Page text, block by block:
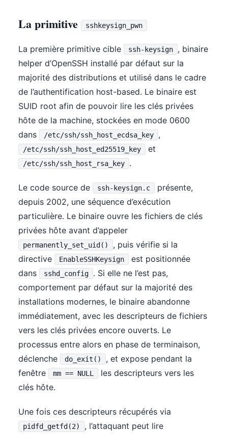
La primitive sshkeysign_pwn
La première primitive cible ssh-keysign
, binaire
helper d’OpenSSH installé par défaut sur la
majorité des distributions et utilisé dans le cadre
de l’authentification host-based. Le binaire est
SUID root afin de pouvoir lire les clés privées
hôte de la machine, stockées en mode 0600
dans
/etc/ssh/ssh_host_ecdsa_key ,
/etc/ssh/ssh_host_ed25519_key et
/etc/ssh/ssh_host_rsa_key .
Le code source de ssh-keysign.c
présente,
depuis 2002, une séquence d’exécution
particulière. Le binaire ouvre les fichiers de clés
privées hôte avant d’appeler
permanently_set_uid()
, puis vérifie si la
directive
EnableSSHKeysign
est positionnée
dans
sshd_config
. Si elle ne l’est pas,
comportement par défaut sur la majorité des
installations modernes, le binaire abandonne
immédiatement, avec les descripteurs de fichiers
vers les clés privées encore ouverts. Le
processus entre alors en phase de terminaison,
déclenche
do_exit()
, et expose pendant la
fenêtre
mm == NULL
les descripteurs vers les
clés hôte.
Une fois ces descripteurs récupérés via
pidfd_getfd(2) , l’attaquant peut lire